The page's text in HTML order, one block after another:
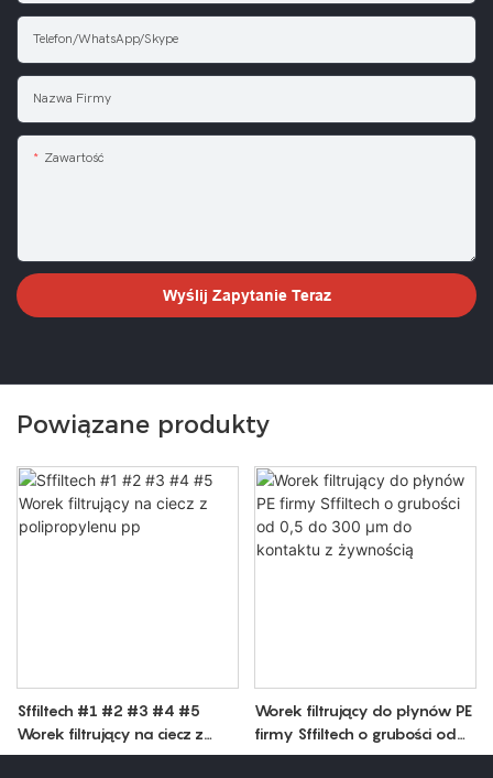
Telefon/WhatsApp/Skype
Nazwa Firmy
Zawartość
Wyślij Zapytanie Teraz
Powiązane produkty
Sffiltech #1 #2 #3 #4 #5
Worek filtrujący na ciecz z
polipropylenu pp
Worek filtrujący do płynów PE
firmy Sffiltech o grubości od
0,5 do 300 µm do kontaktu z